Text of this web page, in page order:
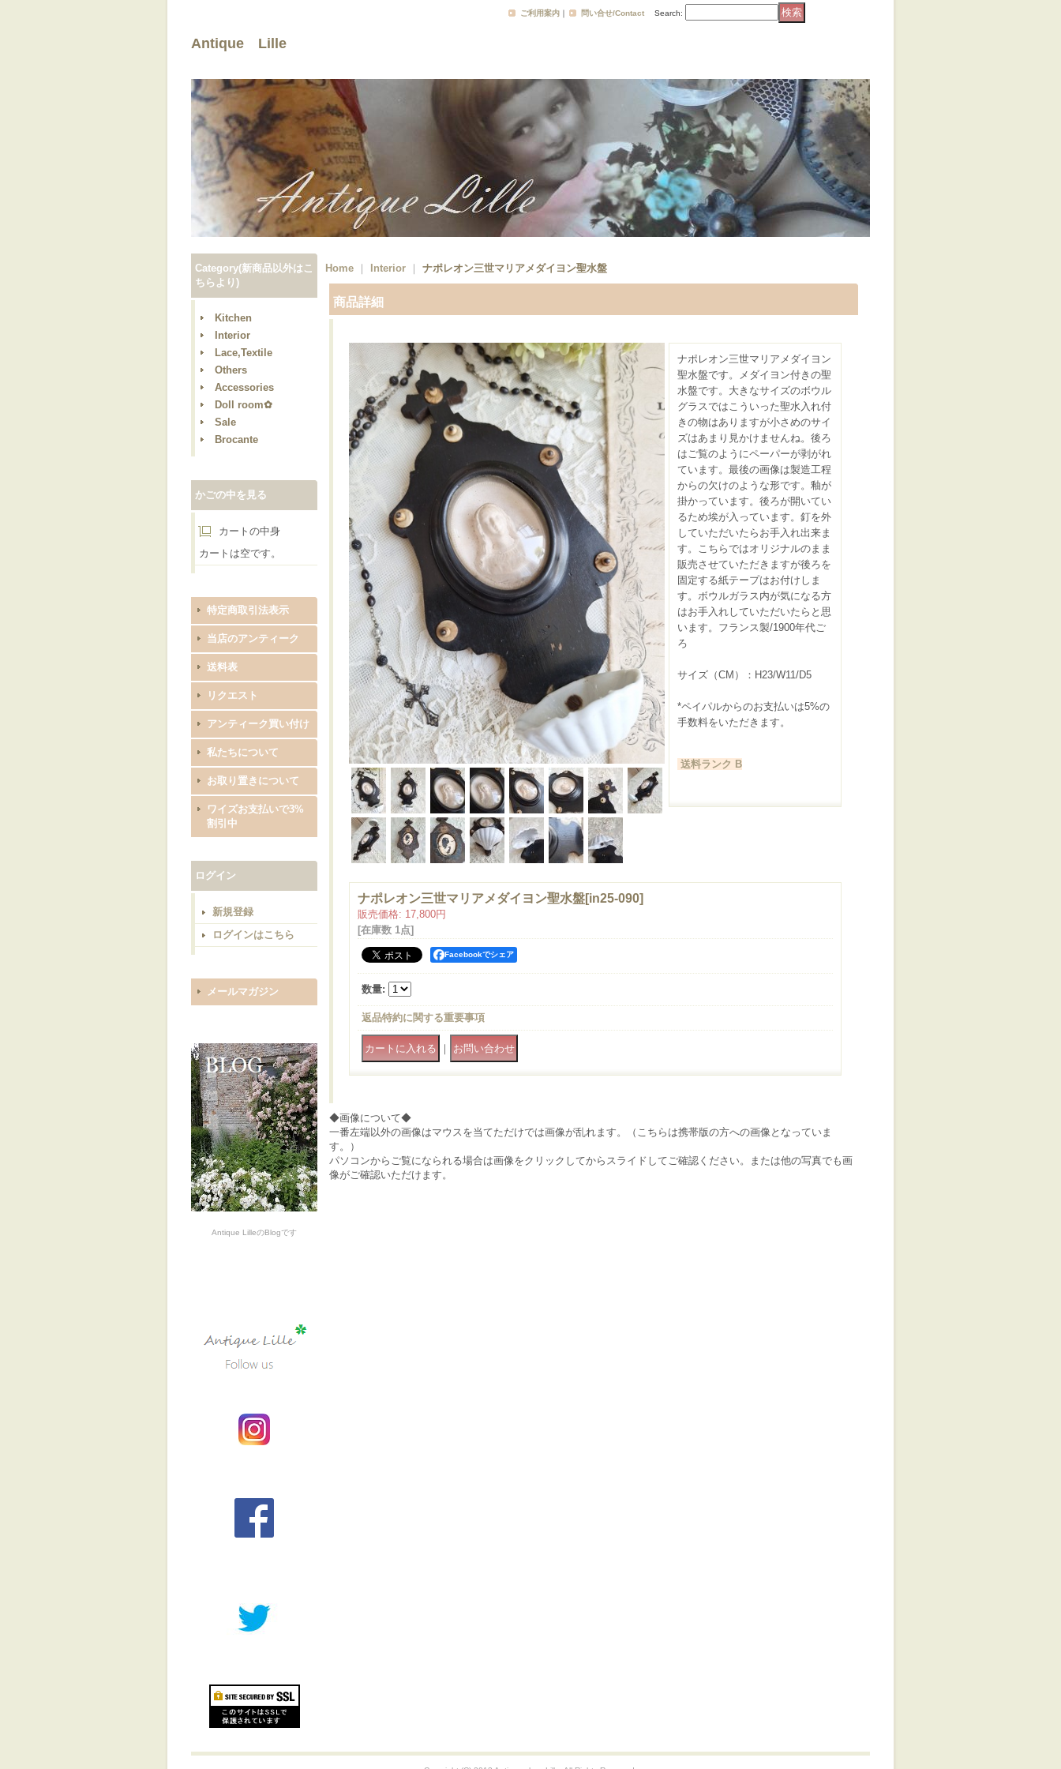
Antique Lille
ご利用案内 ｜ 問い合せ/Contact Search:
Category(新商品以外はこ
ちらより)
Kitchen
Interior
Lace,Textile
Others
Accessories
Doll room✿
Sale
Brocante
かごの中を見る
カートの中身
カートは空です。
特定商取引法表示
当店のアンティーク
送料表
リクエスト
アンティーク買い付け
私たちについて
お取り置きについて
ワイズお支払いで3%
割引中
ログイン
新規登録
ログインはこちら
メールマガジン
Antique LilleのBlogです
Home Interior ナポレオン三世マリアメダイヨン聖水盤
商品詳細
ナポレオン三世マリアメダイヨン
聖水盤です。メダイヨン付きの聖
水盤です。大きなサイズのボウル
グラスではこういった聖水入れ付
きの物はありますが小さめのサイ
ズはあまり見かけませんね。後ろ
はご覧のようにペーパーが剥がれ
ています。最後の画像は製造工程
からの欠けのような形です。釉が
掛かっています。後ろが開いてい
るため埃が入っています。釘を外
していただいたらお手入れ出来ま
す。こちらではオリジナルのまま
販売させていただきますが後ろを
固定する紙テープはお付けしま
す。ボウルガラス内が気になる方
はお手入れしていただいたらと思
います。フランス製/1900年代ご
ろ
サイズ（CM）：H23/W11/D5
*ペイパルからのお支払いは5%の
手数料をいただきます。
送料ランク B
ナポレオン三世マリアメダイヨン聖水盤[in25-090]
販売価格: 17,800円
[在庫数 1点]
Facebookでシェア
数量:
返品特約に関する重要事項
｜
◆画像について◆
一番左端以外の画像はマウスを当てただけでは画像が乱れます。（こちらは携帯版の方への画像となっていま
す。）
パソコンからご覧になられる場合は画像をクリックしてからスライドしてご確認ください。または他の写真でも画
像がご確認いただけます。